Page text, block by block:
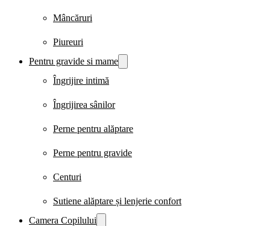
Mâncăruri
Piureuri
Pentru gravide si mame
Îngrijire intimă
Îngrijirea sânilor
Perne pentru alăptare
Perne pentru gravide
Centuri
Sutiene alăptare și lenjerie confort
Camera Copilului